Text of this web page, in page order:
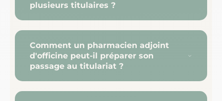
plusieurs titulaires ?
Comment un pharmacien adjoint
d'officine peut-il préparer son
passage au titulariat ?